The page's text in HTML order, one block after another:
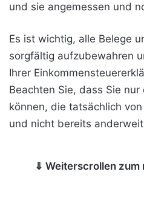
und sie angemessen und
Es ist wichtig, alle Belege
sorgfältig aufzubewahren
Ihrer
Beachten Sie, dass Sie
können, die tatsächlich
und nicht bereits
⇓ Weiterscrollen